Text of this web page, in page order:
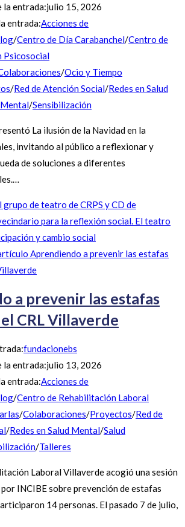
la entrada:julio 15, 2026
entrada:Acciones de
/Centro de Día Carabanchel/Centro de
Psicosocial
/Ocio y Tiempo
/Red de Atención Social/Redes en Salud
/Sensibilización
La ilusión de la Navidad en la
invitando al público a reflexionar y
de soluciones a diferentes
grupo de teatro de CRPS y CD de
para la reflexión social. El teatro
y cambio social
a prevenir las estafas
CRL Villaverde
fundacionebs
la entrada:julio 13, 2026
entrada:Acciones de
/Centro de Rehabilitación Laboral
/Colaboraciones/Proyectos/Red de
/Redes en Salud Mental/Salud
/Talleres
Laboral Villaverde acogió una sesión
INCIBE sobre prevención de estafas
14 personas. El pasado 7 de julio,